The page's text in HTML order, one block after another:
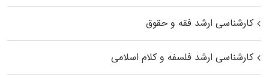
کارشناسی ارشد فقه و حقوق
کارشناسی ارشد فلسفه و کلام اسلامی